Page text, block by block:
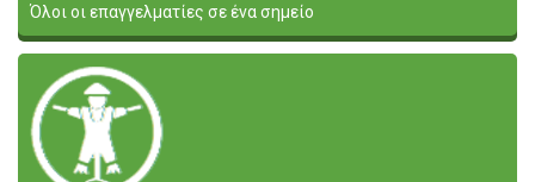
Όλοι οι επαγγελματίες σε ένα σημείο